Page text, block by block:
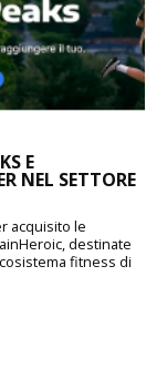
E
NEL SETTORE
acquisito le
destinate
fitness di